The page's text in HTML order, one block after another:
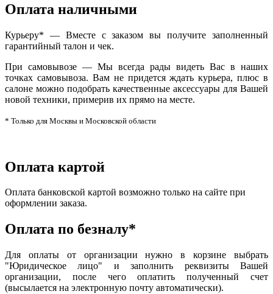
Оплата наличными
Курьеру* — Вместе с заказом вы получите заполненный
гарантийный талон и чек.
При самовывозе — Мы всегда рады видеть Вас в наших
точках самовывоза. Вам не придется ждать курьера, плюс в
салоне можно подобрать качественные аксессуары для Вашей
новой техники, примерив их прямо на месте.
* Только для Москвы и Московской области
Оплата картой
Оплата банковской картой возможно только на сайте при
оформлении заказа.
Оплата по безналу*
Для оплаты от организации нужно в корзине выбрать
"Юридическое лицо" и заполнить реквизиты Вашей
организации, после чего оплатить полученный счет
(высылается на электронную почту автоматически).